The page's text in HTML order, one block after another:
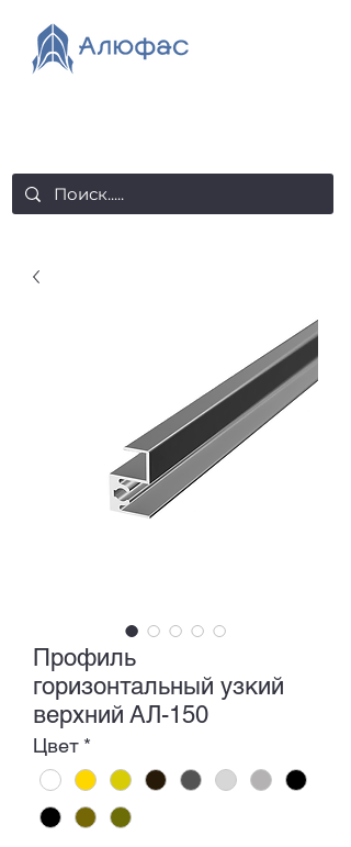
Профиль
горизонтальный узкий
верхний АЛ-150
Цвет *